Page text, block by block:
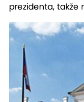
prezidenta, takže